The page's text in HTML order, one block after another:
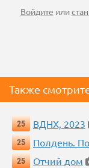
Войдите или
Также
25 ВДНХ, 2023
25
Полдень.
25
Отчий дом